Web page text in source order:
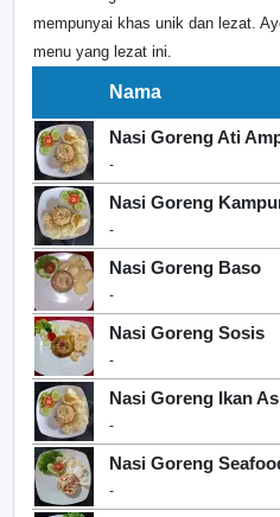
mempunyai khas unik dan lezat.
menu yang lezat ini.
Nama
Nasi Goreng Ati
-
Nasi Goreng
-
Nasi Goreng Baso
-
Nasi Goreng Sosis
-
Nasi Goreng Ikan
-
Nasi Goreng
-